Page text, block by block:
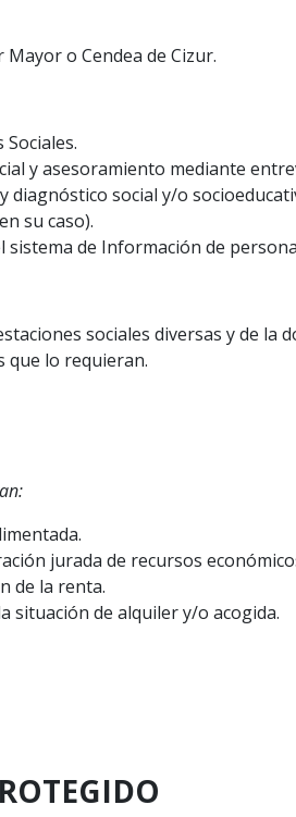
o Cendea de Cizur.
y asesoramiento mediante
diagnóstico social y/o
su caso).
de Información de
sociales diversas y de la
que lo requieran.
jurada de recursos
de la renta.
situación de alquiler y/o acogida.